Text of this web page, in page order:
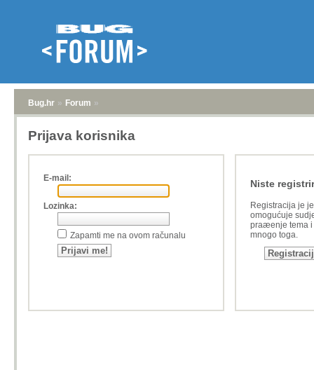
Bug.hr » Forum »
Prijava korisnika
E-mail:
Lozinka:
Zapamti me na ovom računalu
Niste
Registracija je
omogućuje
praæenje tema i
mnogo toga.